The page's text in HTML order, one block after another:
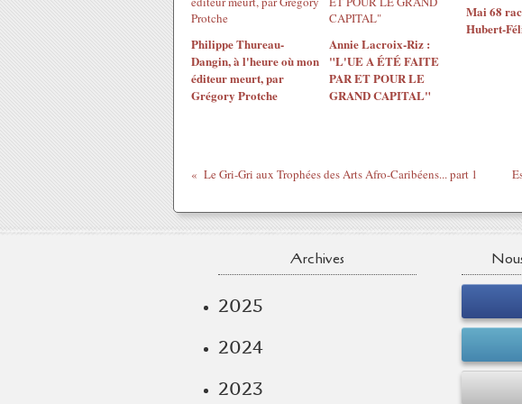
Philippe Thureau-
Dangin, à l'heure où mon
éditeur meurt, par
Grégory Protche
Annie Lacroix-Riz :
"L'UE A ÉTÉ FAITE
PAR ET POUR LE
GRAND CAPITAL"
Mai 68
Hubert-
Le Gri-Gri aux Trophées des Arts Afro-Caribéens... part 1
Archives
2025
2024
2023